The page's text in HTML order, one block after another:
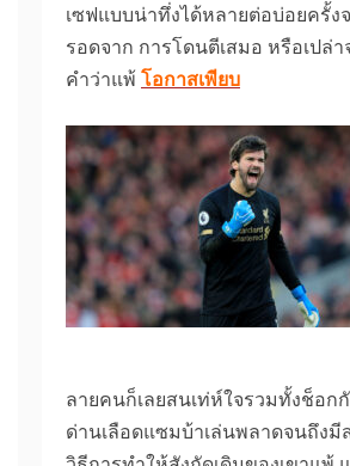
เซฟแบบน่าทึ่งได้หลายต่อบ่อยครั้ง
รอดจาก การโดนตีเสมอ หรือเปล่า
คำว่าแพ้ โอกาสเพียบ
ลายคนก็เลยสนเท่ห์ใจรวมทั้งช็อก
ด่านเลือดแซมบ้าเล่นพลาดจนถึง